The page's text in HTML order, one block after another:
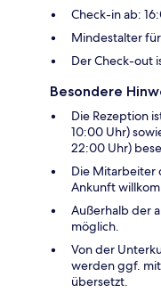
Check-in ab:
Mindestalter
Der Check-out
Besondere
Die Rezeption
10:00 Uhr)
22:00 Uhr)
Die Mitarbeiter
Ankunft
Außerhalb der
möglich.
Von der
werden ggf.
übersetzt.